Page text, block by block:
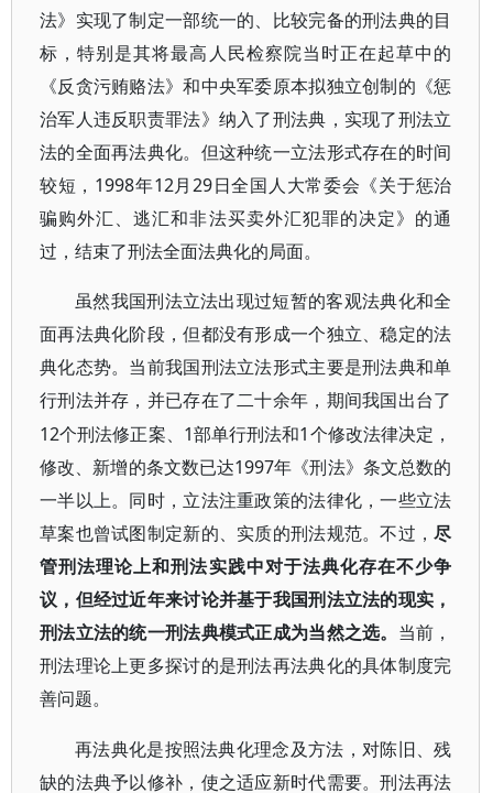
法》实现了制定一部统一的、比较完备的刑法典的目
标，特别是其将最高人民检察院当时正在起草中的
《反贪污贿赂法》和中央军委原本拟独立创制的《惩
治军人违反职责罪法》纳入了刑法典，实现了刑法立
法的全面再法典化。但这种统一立法形式存在的时间
较短，1998年12月29日全国人大常委会《关于惩治
骗购外汇、逃汇和非法买卖外汇犯罪的决定》的通
过，结束了刑法全面法典化的局面。
虽然我国刑法立法出现过短暂的客观法典化和全
面再法典化阶段，但都没有形成一个独立、稳定的法
典化态势。当前我国刑法立法形式主要是刑法典和单
行刑法并存，并已存在了二十余年，期间我国出台了
12个刑法修正案、1部单行刑法和1个修改法律决定，
修改、新增的条文数已达1997年《刑法》条文总数的
一半以上。同时，立法注重政策的法律化，一些立法
草案也曾试图制定新的、实质的刑法规范。不过，尽
管刑法理论上和刑法实践中对于法典化存在不少争
议，但经过近年来讨论并基于我国刑法立法的现实，
刑法立法的统一刑法典模式正成为当然之选。 当前，
刑法理论上更多探讨的是刑法再法典化的具体制度完
善问题。
再法典化是按照法典化理念及方法，对陈旧、残
缺的法典予以修补，使之适应新时代需要。刑法再法